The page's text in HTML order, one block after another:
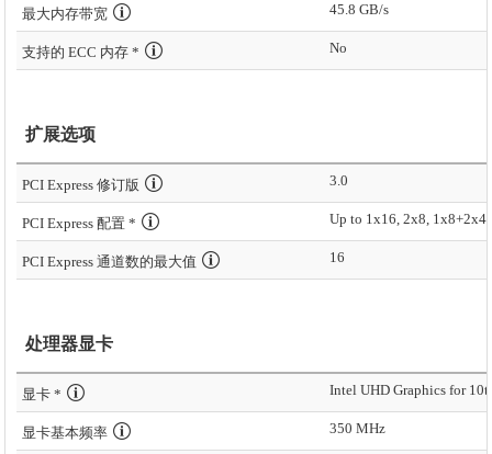
最大内存带宽 45.8 GB/s
支持的 ECC 内存 * No
扩展选项
PCI Express 修订版 3.0
PCI Express 配置 * Up to 1x16, 2x8, 1x8+2x4
PCI Express 通道数的最大值 16
处理器显卡
显卡 * Intel UHD Graphics for
显卡基本频率 350 MHz